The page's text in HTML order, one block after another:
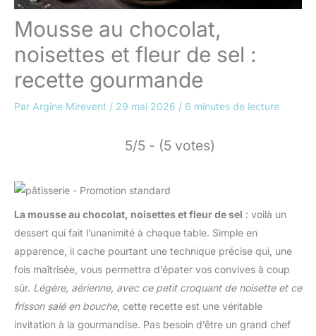
Mousse au chocolat,
noisettes et fleur de sel :
recette gourmande
Par Argine Mirevent / 29 mai 2026 / 6 minutes de lecture
5/5 - (5 votes)
La mousse au chocolat, noisettes et fleur de sel : voilà un
dessert qui fait l’unanimité à chaque table. Simple en
apparence, il cache pourtant une technique précise qui, une
fois maîtrisée, vous permettra d’épater vos convives à coup
sûr. Légère, aérienne, avec ce petit croquant de noisette et ce
frisson salé en bouche, cette recette est une véritable
invitation à la gourmandise. Pas besoin d’être un grand chef